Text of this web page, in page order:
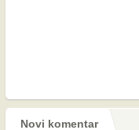
Novi komentar